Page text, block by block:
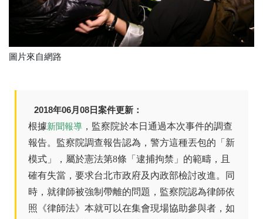
圖片來自網路
2018年06月08日案件更新：
根據新聞報導 ，監察院於本日通過本次事件的調查
報告。監察院調查報告認為，警方這種丟包的「新
模式」，屬於憲法第8條「逮捕拘禁」的範疇，且
確有失當，要求台北市政府及內政部檢討改進。同
時，就律師被強制帶離的問題，監察院認為律師依
照《律師法》本就可以在集會現場協助參與者，如